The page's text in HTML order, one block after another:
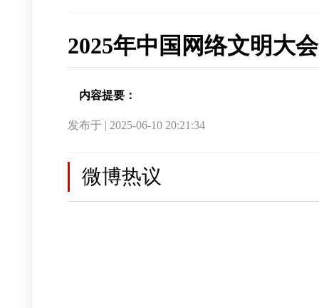
2025年中国网络文明大
内容提要：
发布于 | 2025-06-10 20:21:34
微博热议